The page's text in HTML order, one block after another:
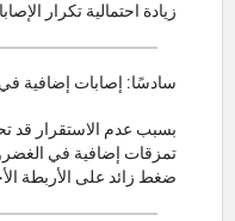
زيادة احتمالية تكرار
سادسًا: إصابات إضافية
بسبب عدم الاستقرار قد
تمزقات إضافية في
ضغط زائد على الأربطة